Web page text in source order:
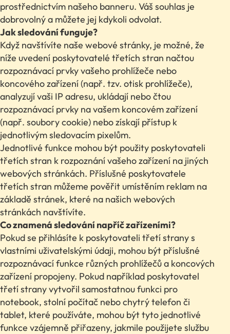
prostřednictvím našeho banneru. Váš souhlas je
dobrovolný a můžete jej kdykoli odvolat.
Jak sledování funguje?
Když navštívíte naše webové stránky, je možné, že
níže uvedení poskytovatelé třetích stran načtou
rozpoznávací prvky vašeho prohlížeče nebo
koncového zařízení (např. tzv. otisk prohlížeče),
analyzují vaši IP adresu, ukládají nebo čtou
rozpoznávací prvky na vašem koncovém zařízení
(např. soubory cookie) nebo získají přístup k
jednotlivým sledovacím pixelům.
Jednotlivé funkce mohou být použity poskytovateli
třetích stran k rozpoznání vašeho zařízení na jiných
webových stránkách. Příslušné poskytovatele
třetích stran můžeme pověřit umístěním reklam na
základě stránek, které na našich webových
stránkách navštívíte.
Co znamená sledování napříč zařízeními?
Pokud se přihlásíte k poskytovateli třetí strany s
vlastními uživatelskými údaji, mohou být příslušné
rozpoznávací funkce různých prohlížečů a koncových
zařízení propojeny. Pokud například poskytovatel
třetí strany vytvořil samostatnou funkci pro
notebook, stolní počítač nebo chytrý telefon či
tablet, které používáte, mohou být tyto jednotlivé
funkce vzájemně přiřazeny, jakmile použijete službu